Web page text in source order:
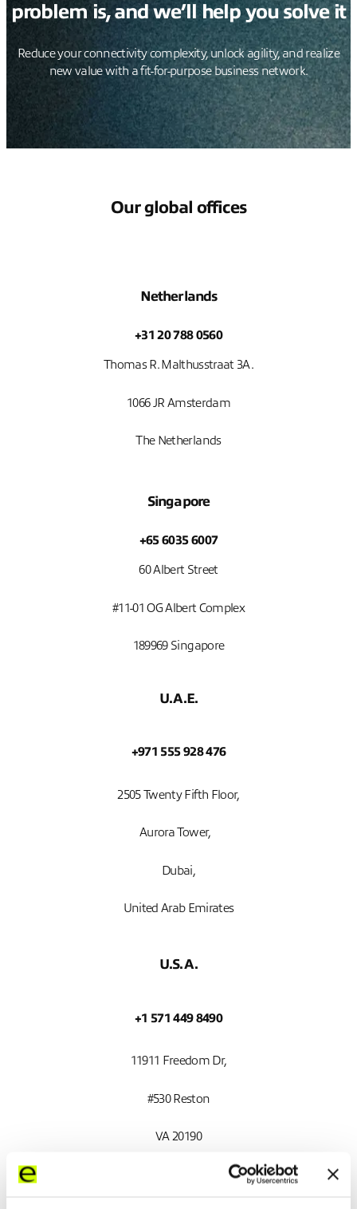
problem is, and we’ll help you solve it
Reduce your connectivity complexity, unlock agility, and realize
new value with a fit-for-purpose business network.
Our global offices
Netherlands
+31 20 788 0560
Thomas R. Malthusstraat 3A.
1066 JR Amsterdam
The Netherlands
Singapore
+65 6035 6007
60 Albert Street
#11-01 OG Albert Complex
189969 Singapore
U.A.E.
+971 555 928 476
2505 Twenty Fifth Floor,
Aurora Tower,
Dubai,
United Arab Emirates
U.S.A.
+1 571 449 8490
11911 Freedom Dr,
#530 Reston
VA 20190